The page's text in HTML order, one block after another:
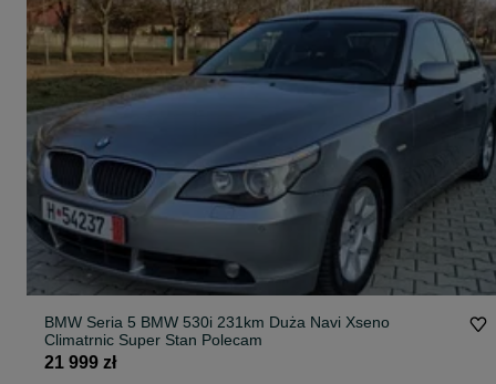
BMW Seria 5 BMW 530i 231km Duża Navi Xseno
Climatrnic Super Stan Polecam
21 999 zł